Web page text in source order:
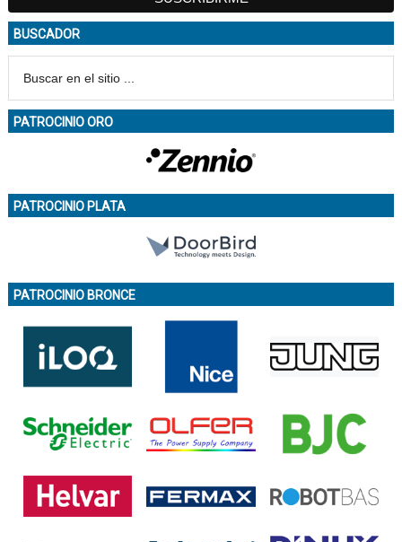
BUSCADOR
PATROCINIO ORO
PATROCINIO PLATA
PATROCINIO BRONCE